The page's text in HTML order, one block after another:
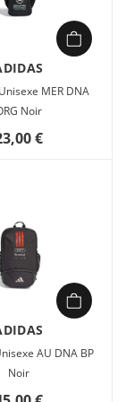
MER DNA
Noir
€
AU DNA BP
Noir